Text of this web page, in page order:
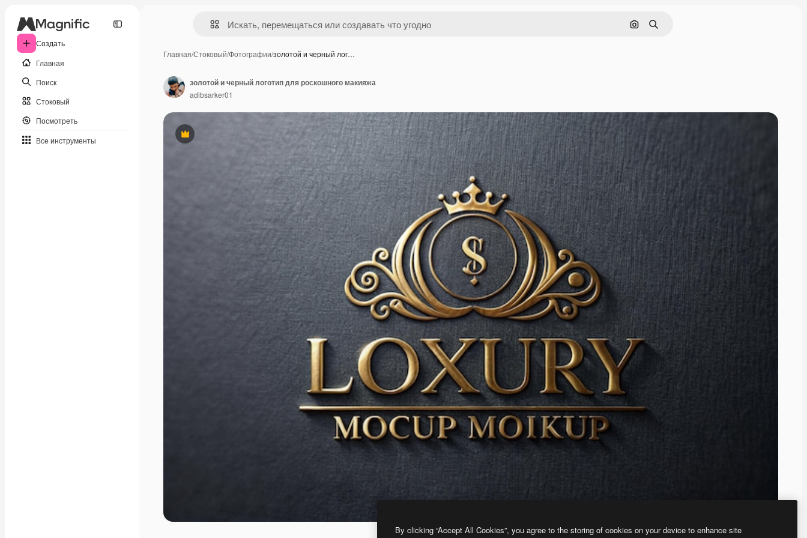
Создать
Главная
Поиск
Стоковый
Посмотреть
Все инструменты
Поиск по изображению
Поиск
Главная/Стоковый/Фотографии/золотой и черный лог…
Премиум
золотой и черный логотип для роскошного макияжа
adibsarker01
By clicking “Accept All Cookies”, you agree to the storing of cookies on your device to enhance site